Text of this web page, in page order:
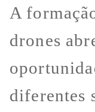
A
drones
diferentes